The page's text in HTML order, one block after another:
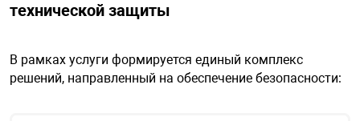
технической защиты
В рамках услуги формируется единый комплекс
решений, направленный на обеспечение безопасности: